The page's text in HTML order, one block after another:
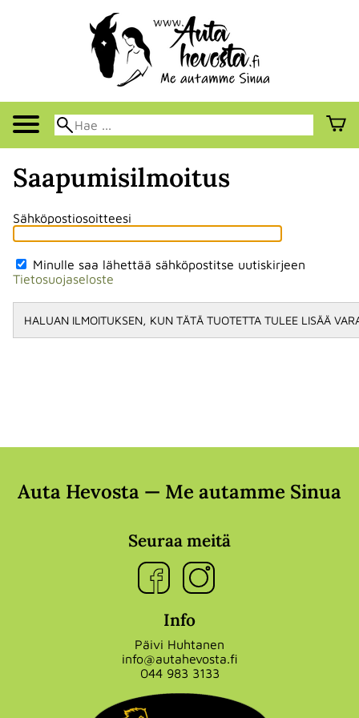
Saapumisilmoitus
Sähköpostiosoitteesi
Minulle saa lähettää sähköpostitse uutiskirjeen
Tietosuojaseloste
Auta Hevosta — Me autamme Sinua
Seuraa meitä
Info
Päivi Huhtanen
info@autahevosta.fi
044 983 3133